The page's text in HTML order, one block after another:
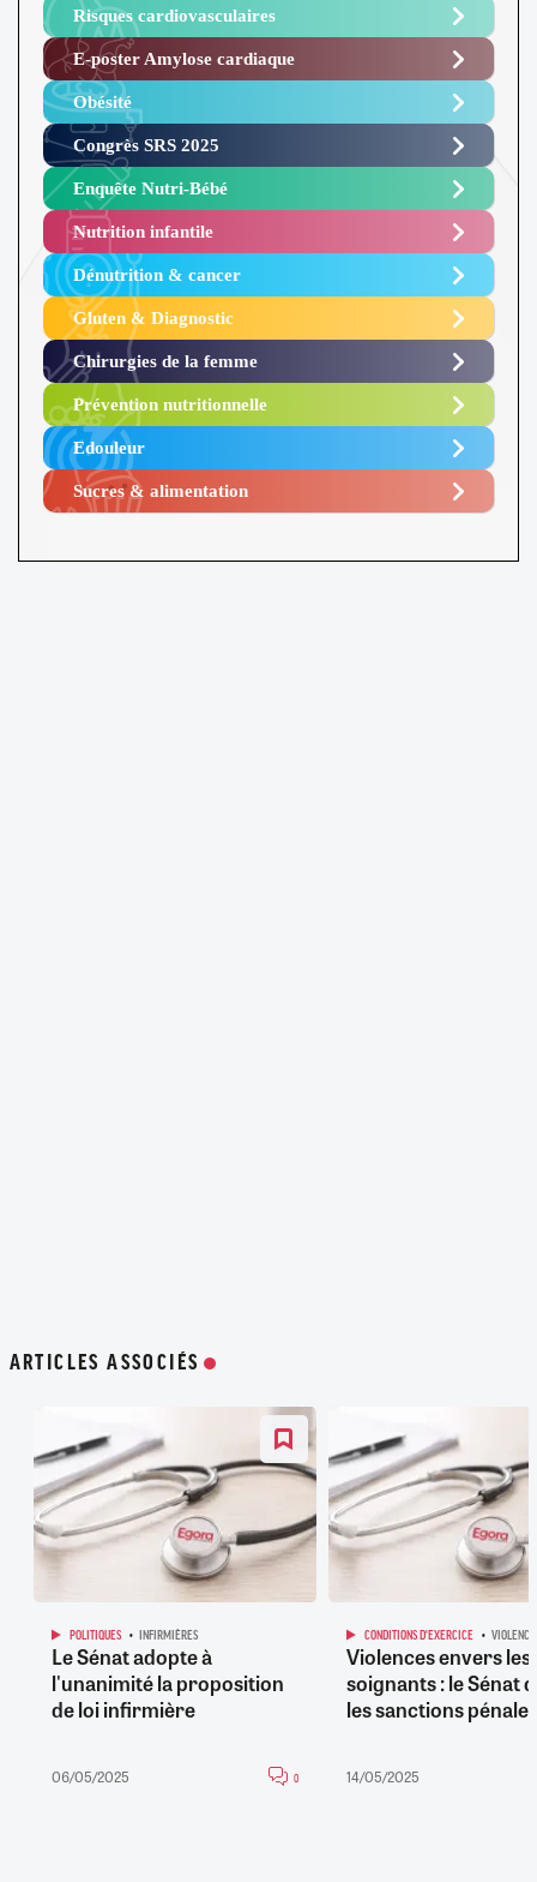
Risques cardiovasculaires
E-poster Amylose cardiaque ​
Obésité ​
Congrès SRS 2025 ​
Enquête Nutri-Bébé ​
Nutrition infantile
Dénutrition & cancer
Gluten & Diagnostic
Chirurgies de la femme
Prévention nutritionnelle
Edouleur​
Sucres & alimentation​
ARTICLES ASSOCIÉS
POLITIQUES INFIRMIÈRES
Le Sénat adopte à
l'unanimité la proposition
de loi infirmière
06/05/2025 0
CONDITIONS D'EXERCICE VIOLENCE
Violences envers les
soignants : le Sénat
les sanctions pénales
14/05/2025